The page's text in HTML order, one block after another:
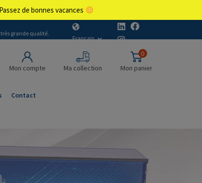
grande qualité.
Français
Mon compte Ma collection
0
Mon panier
Contact
de bonnes vacances